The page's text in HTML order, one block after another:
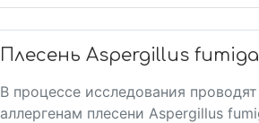
Плесень Aspergillus
В процессе исследования
аллергенам плесени Aspergillus